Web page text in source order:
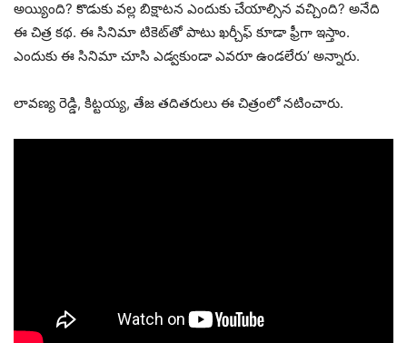
అయ్యింది? కొడుకు వల్ల బిక్షాటన ఎందుకు చేయాల్సిన వచ్చింది? అనేది
ఈ చిత్ర కథ. ఈ సినిమా టికెట్‌తో పాటు ఖర్చీఫ్‌ కూడా ఫ్రీగా ఇస్తాం.
ఎందుకు ఈ సినిమా చూసి ఎడ్వకుండా ఎవరూ ఉండలేరు’ అన్నారు.
లావణ్య రెడ్డి, కిట్టయ్య, తేజ తదితరులు ఈ చిత్రంలో నటించారు.